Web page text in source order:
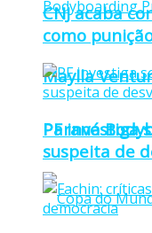
Maylla
Paraná
CNJ acaba
como
PF investiga
suspeita de